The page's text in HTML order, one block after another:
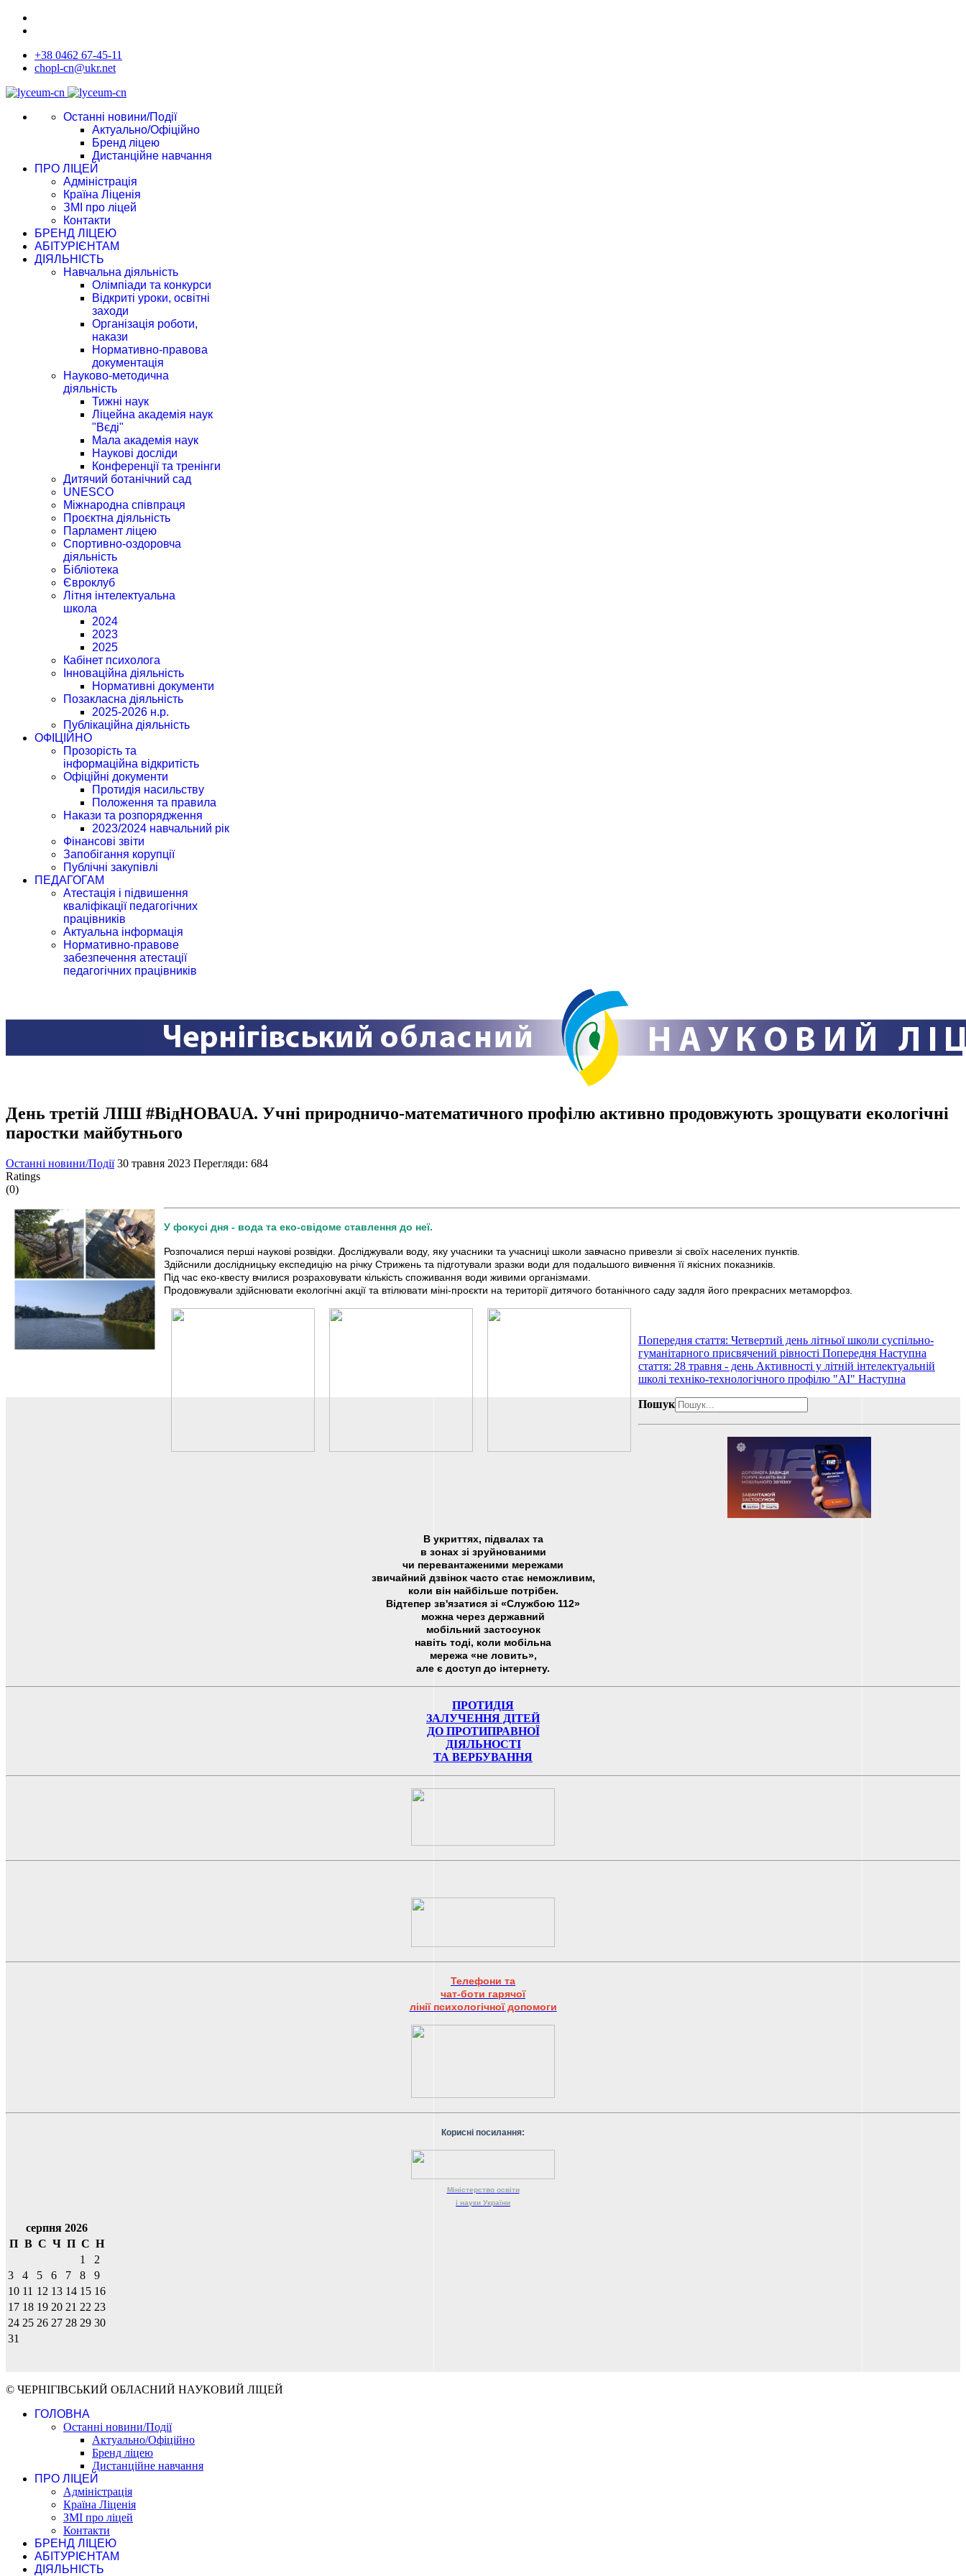
+38 0462 67-45-11
chopl-cn@ukr.net
Останні новини/Події
Актуально/Офіційно
Бренд ліцею
Дистанційне навчання
ПРО ЛІЦЕЙ
Адміністрація
Країна Ліценія
ЗМІ про ліцей
Контакти
БРЕНД ЛІЦЕЮ
АБІТУРІЄНТАМ
ДІЯЛЬНІСТЬ
Навчальна діяльність
Олімпіади та конкурси
Відкриті уроки, освітні
заходи
Організація роботи,
накази
Нормативно-правова
документація
Науково-методична
діяльність
Тижні наук
Ліцейна академія наук
"Вєді"
Мала академія наук
Наукові досліди
Конференції та тренінги
Дитячий ботанічний сад
UNESCO
Міжнародна співпраця
Проєктна діяльність
Парламент ліцею
Спортивно-оздоровча
діяльність
Бібліотека
Євроклуб
Літня інтелектуальна
школа
2024
2023
2025
Кабінет психолога
Інноваційна діяльність
Нормативні документи
Позакласна діяльність
2025-2026 н.р.
Публікаційна діяльність
ОФІЦІЙНО
Прозорість та
інформаційна відкритість
Офіційні документи
Протидія насильству
Положення та правила
Накази та розпорядження
2023/2024 навчальний рік
Фінансові звіти
Запобігання корупції
Публічні закупівлі
ПЕДАГОГАМ
Атестація і підвишення
кваліфікації педагогічних
працівників
Актуальна інформація
Нормативно-правове
забезпечення атестації
педагогічних працівників
День третій ЛІШ #ВідНОВАUA. Учні природничо-математичного профілю активно продовжують зрощувати екологічні
паростки майбутнього
Останні новини/Події 30 травня 2023 Перегляди: 684
Ratings
(0)
У фокусі дня - вода та еко-свідоме ставлення до неї.
Розпочалися перші наукові розвідки. Досліджували воду, яку учасники та учасниці школи завчасно привезли зі своїх населених пунктів.
Здійснили дослідницьку експедицію на річку Стрижень та підготували зразки води для подальшого вивчення її якісних показників.
Під час еко-квесту вчилися розраховувати кількість споживання води живими організмами.
Продовжували здійснювати екологічні акції та втілювати міні-проєкти на території дитячого ботанічного саду задля його прекрасних метаморфоз.
Попередня стаття: Четвертий день літньої школи суспільно-
гуманітарного присвячений рівності Попередня Наступна
стаття: 28 травня - день Активності у літній інтелектуальній
школі техніко-технологічного профілю "АІ" Наступна
Пошук
В укриттях, підвалах та
в зонах зі зруйнованими
чи перевантаженими мережами
звичайний дзвінок часто стає неможливим,
коли він найбільше потрібен.
Відтепер зв'язатися зі «Службою 112»
можна через державний
мобільний застосунок
навіть тоді, коли мобільна
мережа «не ловить»,
але є доступ до інтернету.
ПРОТИДІЯ
ЗАЛУЧЕННЯ ДІТЕЙ
ДО ПРОТИПРАВНОЇ
ДІЯЛЬНОСТІ
ТА ВЕРБУВАННЯ
Телефони та
чат-боти гарячої
лінії психологічної допомоги
Корисні посилання:
Міністерство освіти
і науки України
серпня 2026
П В С Ч П С Н
1
2
3
4 5 6 7 8
9
10 11 12 13 14 15 16
17 18 19 20 21 22 23
24 25 26 27 28 29 30
31
© ЧЕРНІГІВСЬКИЙ ОБЛАСНИЙ НАУКОВИЙ ЛІЦЕЙ
ГОЛОВНА
Останні новини/Події
Актуально/Офіційно
Бренд ліцею
Дистанційне навчання
ПРО ЛІЦЕЙ
Адміністрація
Країна Ліценія
ЗМІ про ліцей
Контакти
БРЕНД ЛІЦЕЮ
АБІТУРІЄНТАМ
ДІЯЛЬНІСТЬ